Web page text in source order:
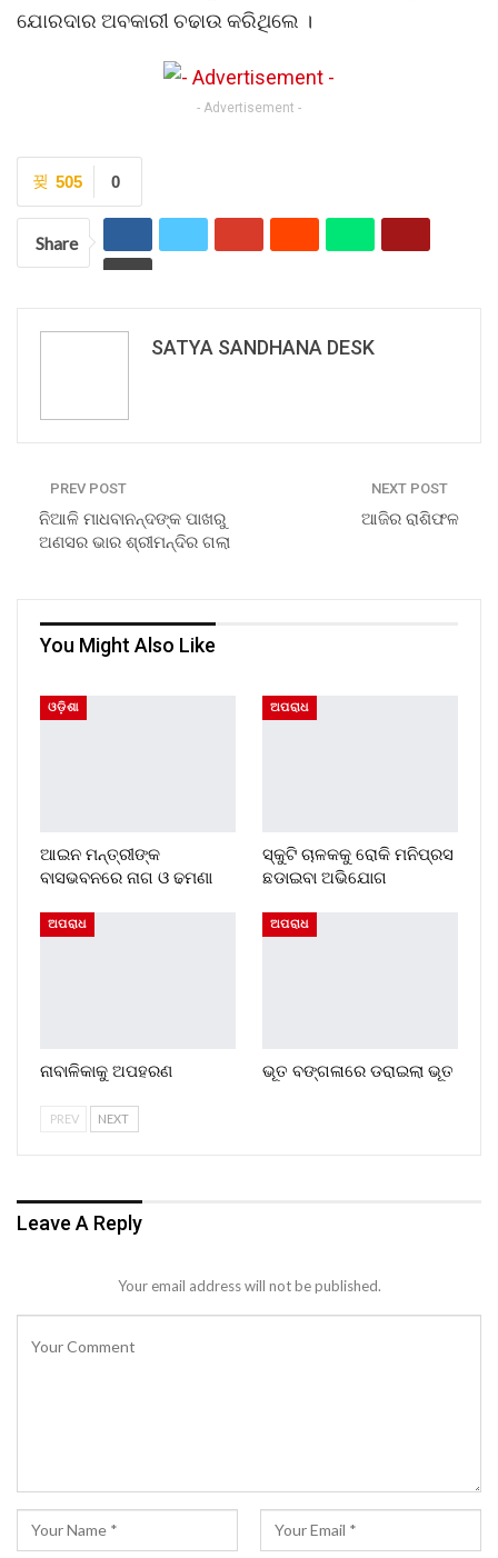
ଯୋରଦାର ଅବକାରୀ ଚଢାଉ କରିଥିଲେ ।
- Advertisement -
0
505
Share
SATYA SANDHANA DESK
PREV POST
ନିଆଳି ମାଧବାନନ୍ଦଙ୍କ ପାଖରୁ
ଅଣସର ଭାର ଶ୍ରୀମନ୍ଦିର ଗଲା
NEXT POST
ଆଜିର ରାଶିଫଳ
You Might Also Like
ଓଡ଼ିଶା
ଆଇନ ମନ୍ତ୍ରୀଙ୍କ
ବାସଭବନରେ ନାଗ ଓ ଢମଣା
ଅପରାଧ
ସ୍କୁଟି ଚାଳକକୁ ରୋକି ମନିପ୍ରସ
ଛଡାଇବା ଅଭିଯୋଗ
ଅପରାଧ
ନାବାଳିକାକୁ ଅପହରଣ
ଅପରାଧ
ଭୂତ ବଙ୍ଗଳାରେ ଡରାଇଲା ଭୂତ
PREV NEXT
Leave A Reply
Your email address will not be published.